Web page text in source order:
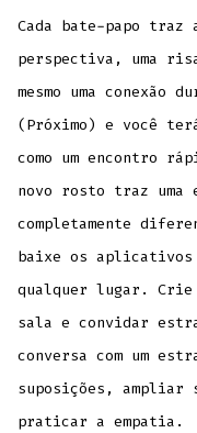
Cada bate-papo traz
perspectiva, uma
mesmo uma conexão
(Próximo) e você
como um encontro
novo rosto traz uma
completamente
baixe os aplicativos
qualquer lugar. Crie
sala e convidar
conversa com um
suposições, ampliar
praticar a empatia.